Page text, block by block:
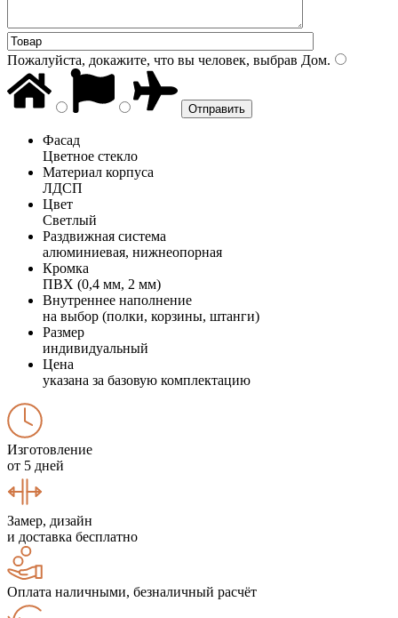
Пожалуйста, докажите, что вы человек, выбрав Дом.
Фасад
Цветное стекло
Материал корпуса
ЛДСП
Цвет
Светлый
Раздвижная система
алюминиевая, нижнеопорная
Кромка
ПВХ (0,4 мм, 2 мм)
Внутреннее наполнение
на выбор (полки, корзины, штанги)
Размер
индивидуальный
Цена
указана за базовую комплектацию
Изготовление
от 5 дней
Замер, дизайн
и доставка бесплатно
Оплата наличными, безналичный расчёт